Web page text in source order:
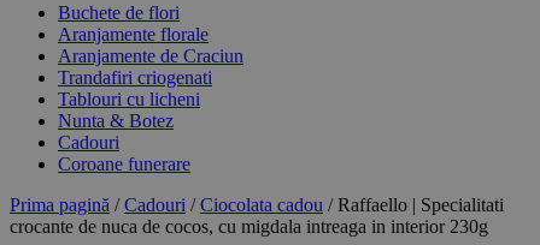
Buchete de flori
Aranjamente florale
Aranjamente de Craciun
Trandafiri criogenati
Tablouri cu licheni
Nunta & Botez
Cadouri
Coroane funerare
Prima pagină /Cadouri /Ciocolata cadou / Raffaello | Specialitati
crocante de nuca de cocos, cu migdala intreaga in interior 230g